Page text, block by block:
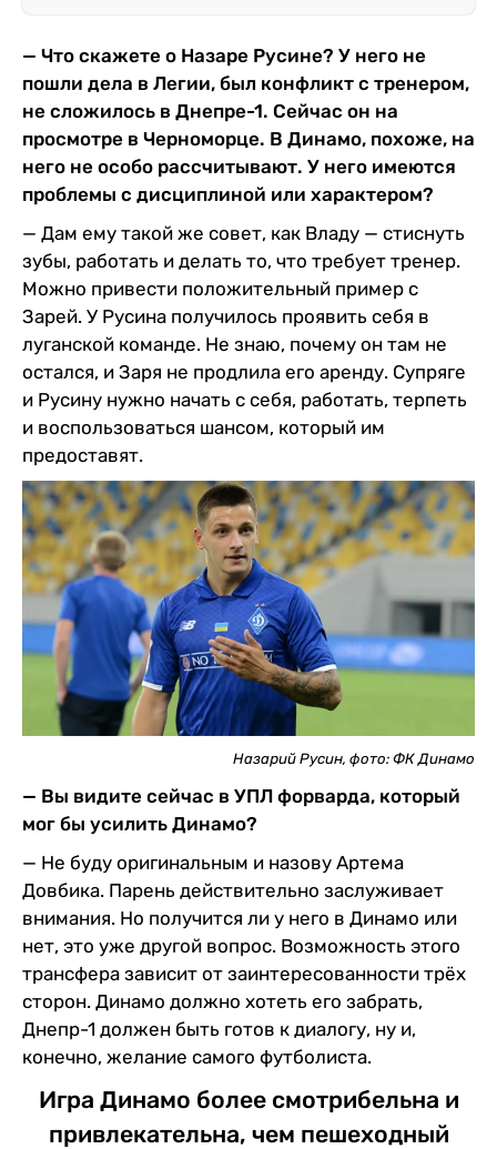
— Что скажете о Назаре Русине? У него не
пошли дела в Легии, был конфликт с тренером,
не сложилось в Днепре-1. Сейчас он на
просмотре в Черноморце. В Динамо, похоже, на
него не особо рассчитывают. У него имеются
проблемы с дисциплиной или характером?
— Дам ему такой же совет, как Владу — стиснуть
зубы, работать и делать то, что требует тренер.
Можно привести положительный пример с
Зарей. У Русина получилось проявить себя в
луганской команде. Не знаю, почему он там не
остался, и Заря не продлила его аренду. Супряге
и Русину нужно начать с себя, работать, терпеть
и воспользоваться шансом, который им
предоставят.
Назарий Русин, фото: ФК Динамо
— Вы видите сейчас в УПЛ форварда, который
мог бы усилить Динамо?
— Не буду оригинальным и назову Артема
Довбика. Парень действительно заслуживает
внимания. Но получится ли у него в Динамо или
нет, это уже другой вопрос. Возможность этого
трансфера зависит от заинтересованности трёх
сторон. Динамо должно хотеть его забрать,
Днепр-1 должен быть готов к диалогу, ну и,
конечно, желание самого футболиста.
Игра Динамо более смотрибельна и
привлекательна, чем пешеходный